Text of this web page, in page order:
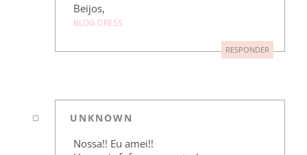
Beijos,
BLOG DRESS
RESPONDER
UNKNOWN
Nossa!! Eu amei!!